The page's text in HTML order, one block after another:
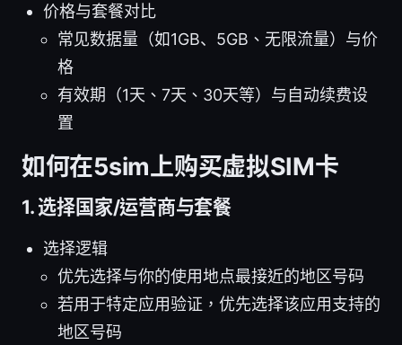
价格与套餐对比
常见数据量（如1GB、5GB、无限流量）与价
格
有效期（1天、7天、30天等）与自动续费设
置
如何在5sim上购买虚拟SIM卡
1. 选择国家/运营商与套餐
选择逻辑
优先选择与你的使用地点最接近的地区号码
若用于特定应用验证，优先选择该应用支持的
地区号码